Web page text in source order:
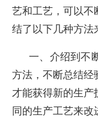
艺和工艺，可以不
结了以下几种方法
一、介绍到不
方法，不断总结经
才能获得新的生产
同的生产工艺来改